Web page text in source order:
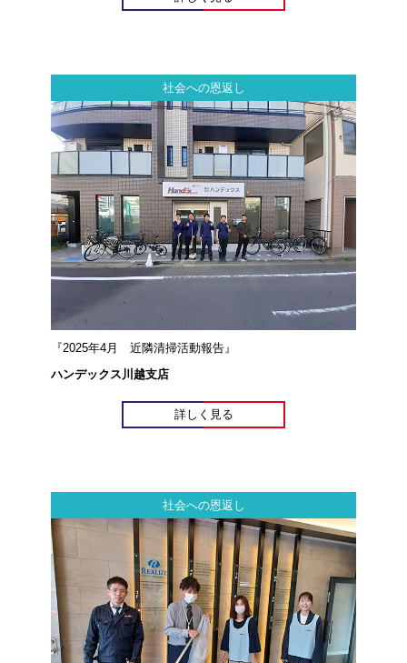
社会への恩返し
『2025年4月 近隣清掃活動報告』
ハンデックス川越支店
詳しく見る
社会への恩返し